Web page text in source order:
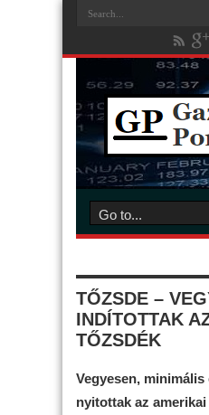
TŐZSDE –
INDÍTOTTAK
TŐZSDÉK
Vegyesen,
nyitottak az